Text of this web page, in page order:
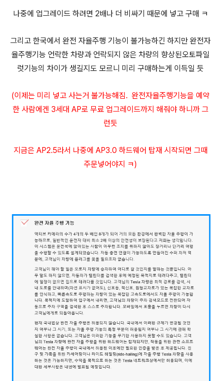
나중에 업그레이드 하려면 2배나 더 비싸기 때문에 넣고 구매 ㅋ
그리고 한국에서 완전 자율주행 기능이 불가능하긴 하지만 완전자
율주행기능 언락한 차량과 언락되지 않은 차량의 향상된오토파일
럿기능의 차이가 생길지도 모르니 미리 구매하는게 이득일 듯
(이제는 미리 넣고 사는거 불가능해짐. 완전자율주행기능을 예약
한 사람에겐 3세대 AP로 무료 업그레이드까지 해줘야 하니까 그
런듯
지금은 AP2.5라서 나중에 AP3.0 하드웨어 탑재 시작되면 그때
주문넣어야지 ㅋ)